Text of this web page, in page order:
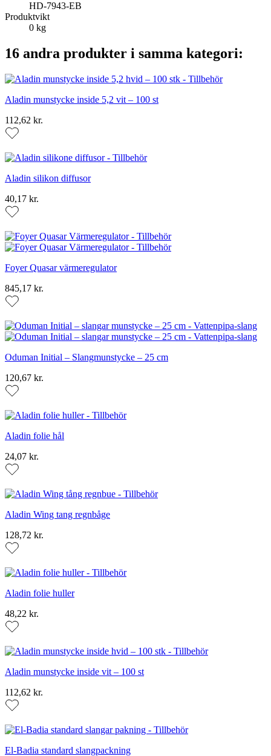
HD-7943-EB
Produktvikt
0 kg
16 andra produkter i samma kategori:
Aladin munstycke inside 5,2 vit – 100 st
112,62 kr.
Aladin silikon diffusor
40,17 kr.
Foyer Quasar värmeregulator
845,17 kr.
Oduman Initial – Slangmunstycke – 25 cm
120,67 kr.
Aladin folie hål
24,07 kr.
Aladin Wing tang regnbåge
128,72 kr.
Aladin folie huller
48,22 kr.
Aladin munstycke inside vit – 100 st
112,62 kr.
El-Badia standard slangpackning